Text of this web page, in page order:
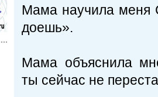
Мама научила меня
доешь».
Мама объяснила
ты сейчас не